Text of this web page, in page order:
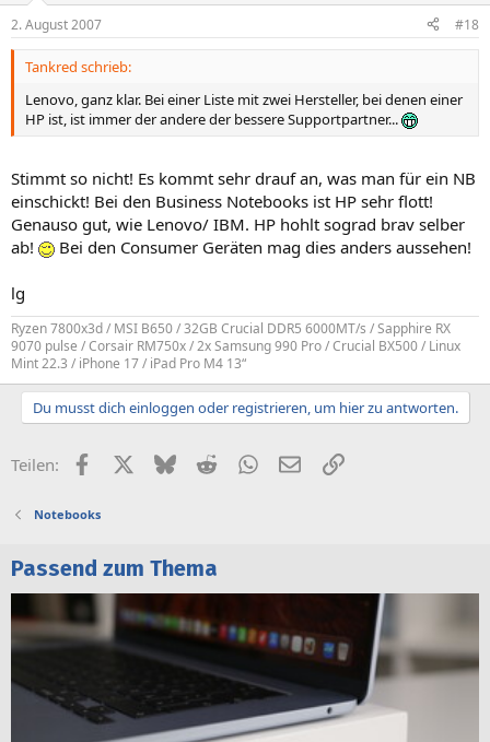
2. August 2007 #18
Tankred schrieb:
Lenovo, ganz klar. Bei einer Liste mit zwei Hersteller, bei denen einer
HP ist, ist immer der andere der bessere Supportpartner...
Stimmt so nicht! Es kommt sehr drauf an, was man für ein NB
einschickt! Bei den Business Notebooks ist HP sehr flott!
Genauso gut, wie Lenovo/ IBM. HP hohlt sograd brav selber
ab!
Bei den Consumer Geräten mag dies anders aussehen!
lg
Ryzen 7800x3d / MSI B650 / 32GB Crucial DDR5 6000MT/s / Sapphire RX
9070 pulse / Corsair RM750x / 2x Samsung 990 Pro / Crucial BX500 / Linux
Mint 22.3 / iPhone 17 / iPad Pro M4 13“
Du musst dich einloggen oder registrieren, um hier zu antworten.
Teilen: FacebookX (Twitter)
BlueskyRedditWhatsApp
E-MailLink
Notebooks
Passend zum Thema